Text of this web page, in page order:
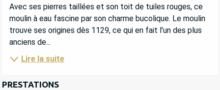
Avec ses pierres taillées et son toit de tuiles rouges, ce
moulin à eau fascine par son charme bucolique. Le moulin
trouve ses origines dès 1129, ce qui en fait l’un des plus
anciens de...
Lire la suite
PRESTATIONS